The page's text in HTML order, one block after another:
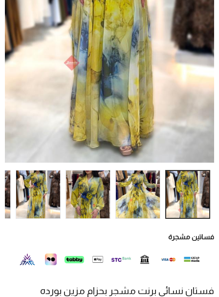
فستان نسائي برنت مشجر بحزام مزين بورده
فساتين مشجرة